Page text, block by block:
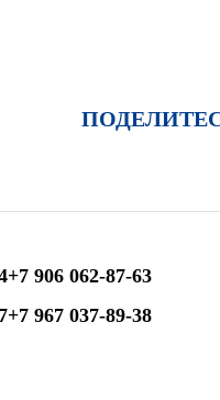
+7 906 062-87-63
+7 967 037-89-38